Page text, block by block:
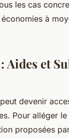
les cas
à
Aides et
devenir
Pour alléger
proposées